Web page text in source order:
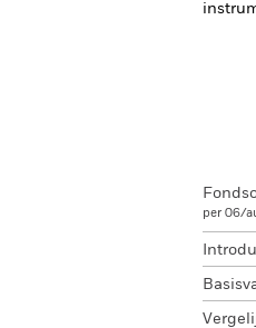
per 06/